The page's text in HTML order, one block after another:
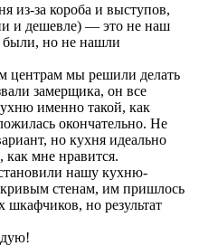
из-за короба и выступов,
и дешевле) — это не наш
но не нашли
центрам мы решили делать
замерщика, он все
именно такой, как
окончательно. Не
но кухня идеально
как мне нравится.
нашу кухню-
стенам, им пришлось
но результат